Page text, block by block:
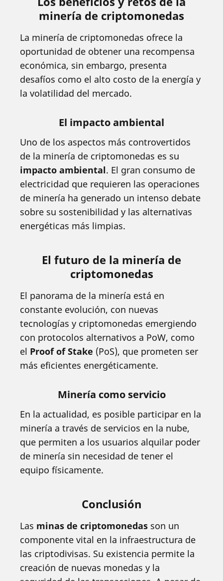
minería de criptomonedas
La minería de criptomonedas ofrece la
oportunidad de obtener una recompensa
económica, sin embargo, presenta
desafíos como el alto costo de la energía y
la volatilidad del mercado.
El impacto ambiental
Uno de los aspectos más controvertidos
de la minería de criptomonedas es su
impacto ambiental. El gran consumo de
electricidad que requieren las operaciones
de minería ha generado un intenso debate
sobre su sostenibilidad y las alternativas
energéticas más limpias.
El futuro de la minería de
criptomonedas
El panorama de la minería está en
constante evolución, con nuevas
tecnologías y criptomonedas emergiendo
con protocolos alternativos a PoW, como
el Proof of Stake (PoS), que prometen ser
más eficientes energéticamente.
Minería como servicio
En la actualidad, es posible participar en la
minería a través de servicios en la nube,
que permiten a los usuarios alquilar poder
de minería sin necesidad de tener el
equipo físicamente.
Conclusión
Las minas de criptomonedas son un
componente vital en la infraestructura de
las criptodivisas. Su existencia permite la
creación de nuevas monedas y la